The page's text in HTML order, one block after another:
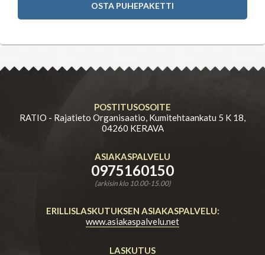
OSTA PUHEPAKETTI
POSTITUSOSOITE
RATIO - Rajatieto Organisaatio, Kumitehtaankatu 5 K 18,
04260 KERAVA
ASIAKASPALVELU
0975160150
(arkisin klo 10.00-15.00)
ERILLISLASKUTUKSEN ASIAKASPALVELU:
www.asiakaspalvelu.net
LASKUTUS